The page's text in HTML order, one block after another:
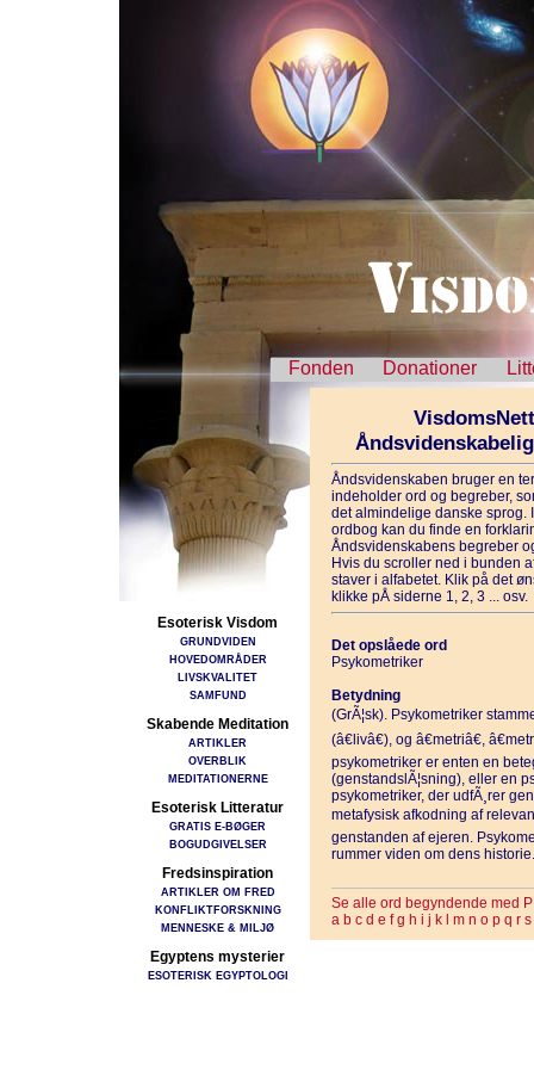
Fonden Donationer
Esoterisk Visdom
GRUNDVIDEN
HOVEDOMRÅDER
LIVSKVALITET
SAMFUND
Skabende Meditation
ARTIKLER
OVERBLIK
MEDITATIONERNE
Esoterisk Litteratur
GRATIS E-BØGER
BOGUDGIVELSER
Fredsinspiration
ARTIKLER OM FRED
KONFLIKTFORSKNING
MENNESKE & MILJØ
Egyptens mysterier
ESOTERISK EGYPTOLOGI
Åndsvidenskaben bruger en
indeholder ord og begreber,
det almindelige danske sprog.
ordbog kan du finde en
Åndsvidenskabens begreber
Hvis du scroller ned i bunden
staver i alfabetet. Klik på det
klikke pÅ siderne 1, 2, 3 ... osv.
Det opslåede ord
Psykometriker
Betydning
(GrÃ¦sk). Psykometriker
(â€livâ€), og â€metriâ€,
psykometriker er enten en
(genstandslÃ¦sning), eller en
psykometriker, der udfÃ¸rer
metafysisk afkodning af
genstanden af ejeren.
rummer viden om dens
Se alle ord begyndende med P
a b c d e f g h i j k m n o p q r s